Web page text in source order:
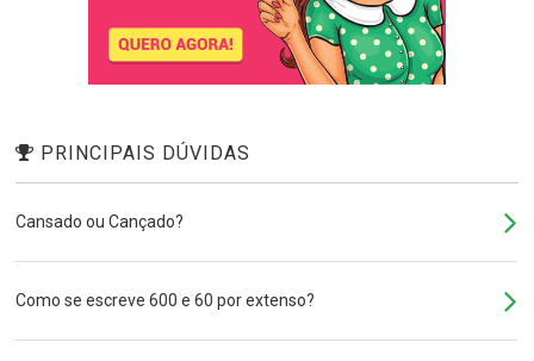
PRINCIPAIS DÚVIDAS
Cansado ou Cançado?
Como se escreve 600 e 60 por extenso?